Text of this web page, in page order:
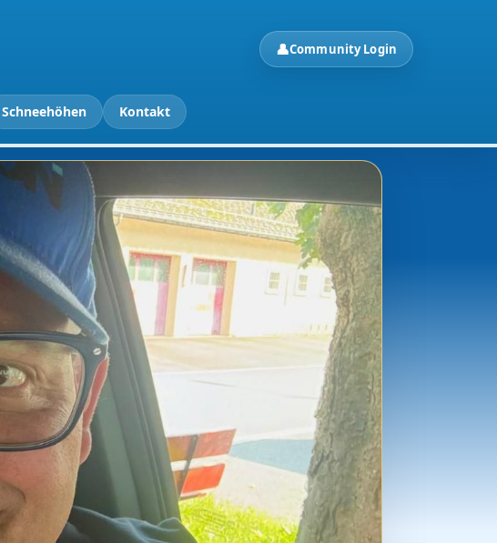
👤Community Login
Schneehöhen Kontakt